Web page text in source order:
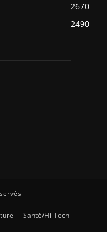
2670
2490
Santé/Hi-Tech